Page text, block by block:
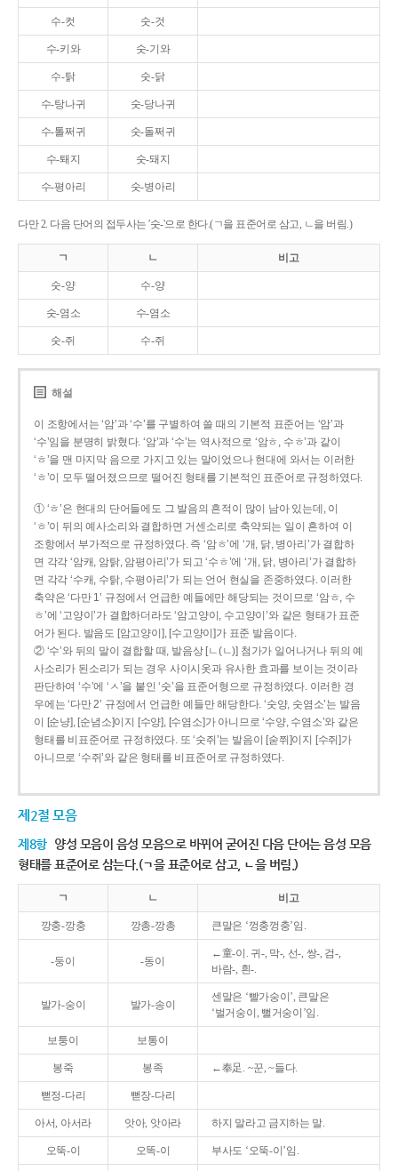
수-컷 숫-것
수-키와 숫-기와
수-탉 숫-닭
수-탕나귀 숫-당나귀
수-톨쩌귀 숫-돌쩌귀
수-퇘지 숫-돼지
수-평아리 숫-병아리
다만 2. 다음 단어의 접두사는 '숫-'으로 한다.(ㄱ을 표준어로 삼고, ㄴ을 버림.)
ㄱ ㄴ 비고
숫-양 수-양
숫-염소 수-염소
숫-쥐 수-쥐
해설
이 조항에서는 ‘암’과 ‘수’를 구별하여 쓸 때의 기본적 표준어는 ‘암’과
‘수’임을 분명히 밝혔다. ‘암’과 ‘수’는 역사적으로 ‘암ㅎ, 수ㅎ’과 같이
‘ㅎ’을 맨 마지막 음으로 가지고 있는 말이었으나 현대에 와서는 이러한
‘ㅎ’이 모두 떨어졌으므로 떨어진 형태를 기본적인 표준어로 규정하였다.
① ‘ㅎ’은 현대의 단어들에도 그 발음의 흔적이 많이 남아 있는데, 이
‘ㅎ’이 뒤의 예사소리와 결합하면 거센소리로 축약되는 일이 흔하여 이
조항에서 부가적으로 규정하였다. 즉 ‘암ㅎ’에 ‘개, 닭, 병아리’가 결합하
면 각각 ‘암캐, 암탉, 암평아리’가 되고 ‘수ㅎ’에 ‘개, 닭, 병아리’가 결합하
면 각각 ‘수캐, 수탉, 수평아리’가 되는 언어 현실을 존중하였다. 이러한
축약은 ‘다만 1’ 규정에서 언급한 예들에만 해당되는 것이므로 ‘암ㅎ, 수
ㅎ’에 ‘고양이’가 결합하더라도 ‘암고양이, 수고양이’와 같은 형태가 표준
어가 된다. 발음도 [암고양이], [수고양이]가 표준 발음이다.
② ‘수’와 뒤의 말이 결합할 때, 발음상 [ㄴ(ㄴ)] 첨가가 일어나거나 뒤의 예
사소리가 된소리가 되는 경우 사이시옷과 유사한 효과를 보이는 것이라
판단하여 ‘수’에 ‘ㅅ’을 붙인 ‘숫’을 표준어형으로 규정하였다. 이러한 경
우에는 ‘다만 2’ 규정에서 언급한 예들만 해당한다. ‘숫양, 숫염소’는 발음
이 [순냥], [순념소]이지 [수양], [수염소]가 아니므로 ‘수양, 수염소’와 같은
형태를 비표준어로 규정하였다. 또 ‘숫쥐’는 발음이 [숟쮜]이지 [수쥐]가
아니므로 ‘수쥐’와 같은 형태를 비표준어로 규정하였다.
제2절 모음
제8항 양성 모음이 음성 모음으로 바뀌어 굳어진 다음 단어는 음성 모음
형태를 표준어로 삼는다.(ㄱ을 표준어로 삼고, ㄴ을 버림.)
ㄱ ㄴ 비고
깡충-깡충 깡총-깡총 큰말은 ‘껑충껑충’임.
-둥이 -동이
←童-이. 귀-, 막-, 선-, 쌍-, 검-,
바람-, 흰-.
발가-숭이 발가-송이
센말은 ‘빨가숭이’, 큰말은
‘벌거숭이, 뻘거숭이’임.
보퉁이 보통이
봉죽 봉족 ←奉足. ~꾼, ~들다.
뻗정-다리 뻗장-다리
아서, 아서라 앗아, 앗아라 하지 말라고 금지하는 말.
오뚝-이 오똑-이 부사도 ‘오뚝-이’임.